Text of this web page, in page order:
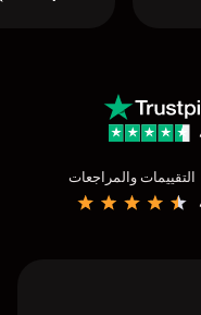
التقييمات والمراجعات